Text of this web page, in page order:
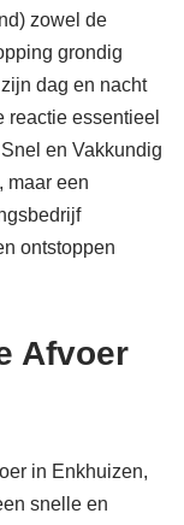
zowel de
grondig
dag en nacht
reactie essentieel
en Vakkundig
maar een
ontstoppen
Afvoer
in Enkhuizen,
snelle en